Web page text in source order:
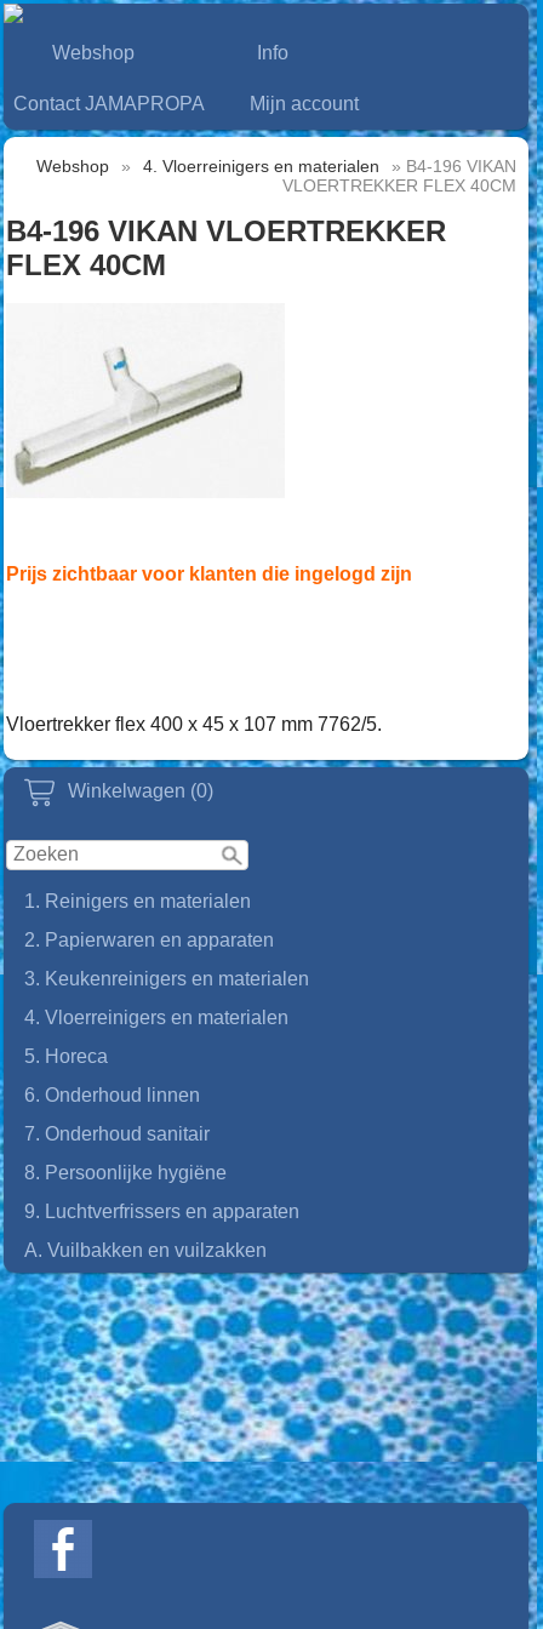
Webshop Info
Contact JAMAPROPA Mijn account
Winkelwagen (0)
1. Reinigers en materialen
2. Papierwaren en apparaten
3. Keukenreinigers en materialen
4. Vloerreinigers en materialen
5. Horeca
6. Onderhoud linnen
7. Onderhoud sanitair
8. Persoonlijke hygiëne
9. Luchtverfrissers en apparaten
A. Vuilbakken en vuilzakken
Webshop » 4. Vloerreinigers en materialen
» B4-196 VIKAN
VLOERTREKKER FLEX 40CM
B4-196 VIKAN VLOERTREKKER
FLEX 40CM
Prijs zichtbaar voor klanten die ingelogd zijn
Vloertrekker flex 400 x 45 x 107 mm 7762/5.